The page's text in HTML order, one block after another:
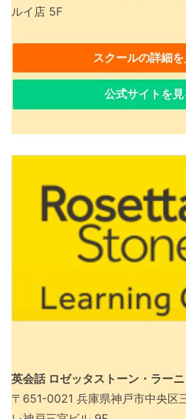
ルイ店 5F
スクールの詳細
公式サイトを見
英会話 ロゼッタストーン・ラー
〒651-0021 兵庫県神戸市中央区